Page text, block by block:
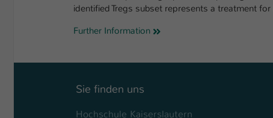
identified Tregs subset represents a treatment
Further Information
Sie finden uns
Hochschule Kaiserslautern